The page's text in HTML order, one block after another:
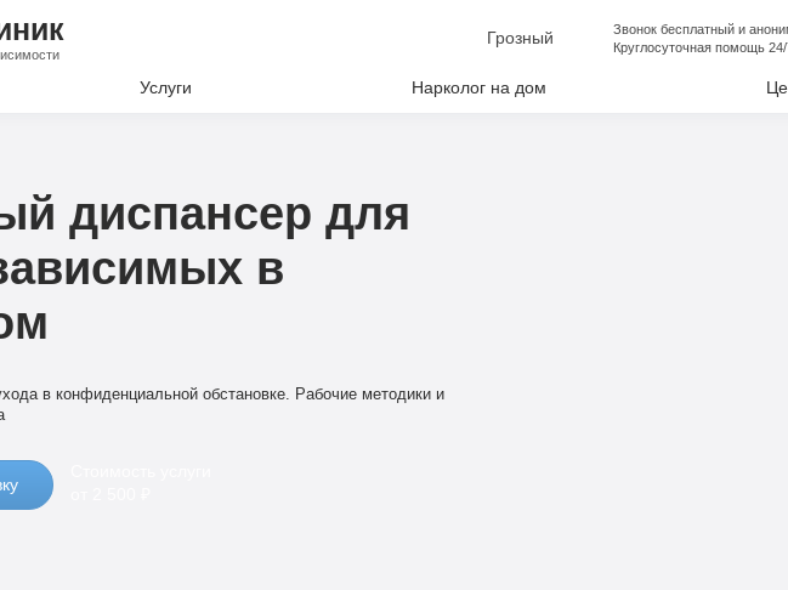
Грозный
Звонок бесплатный и
Круглосуточная помощь
Услуги
Вывод из запоя
Кодирование от Алкоголизма
Нарколог на дом
диспансер для
в
в конфиденциальной обстановке. Рабочие методики и